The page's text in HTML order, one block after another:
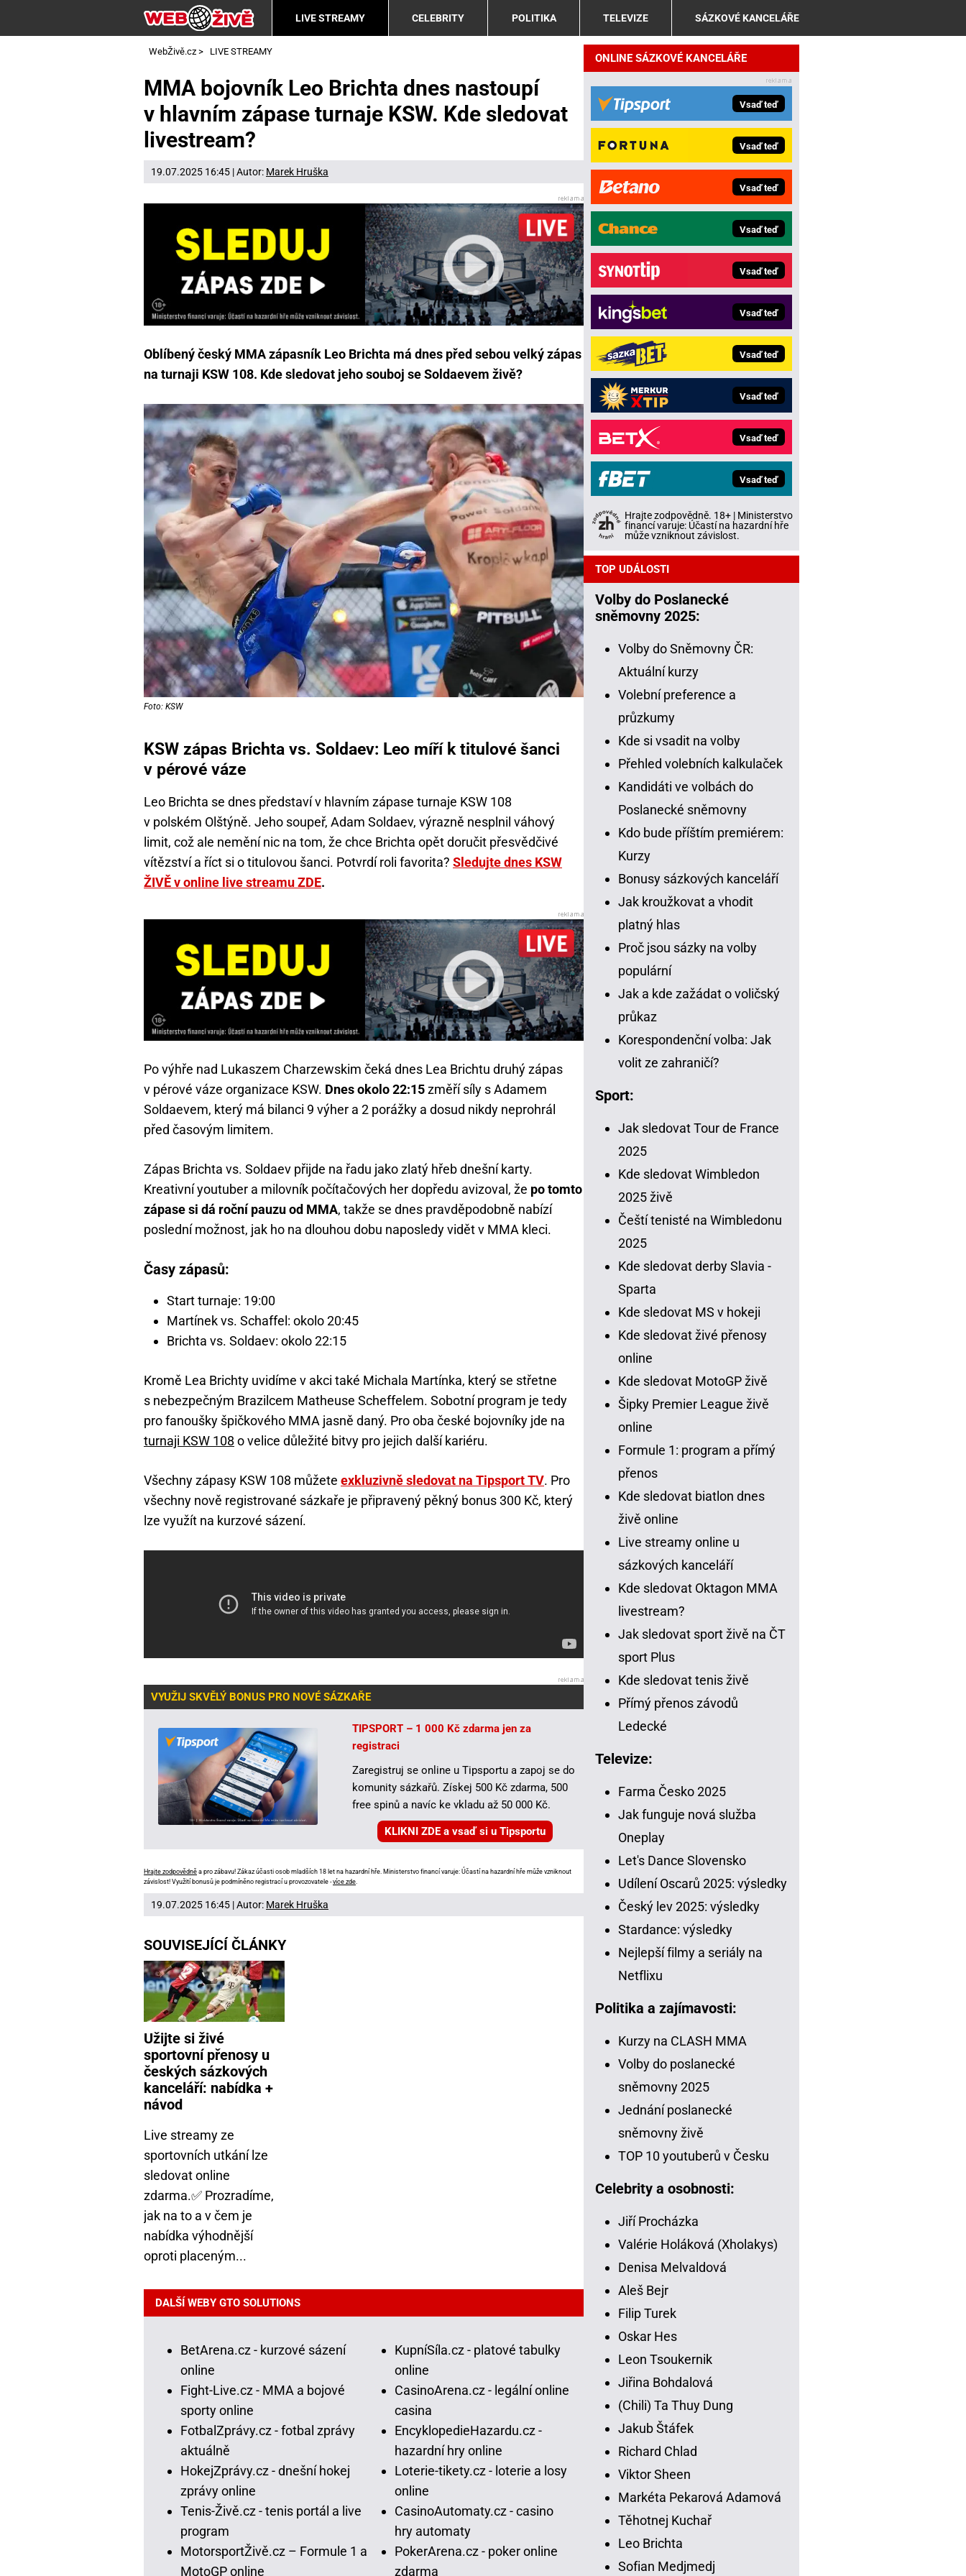
LIVE STREAMY CELEBRITY POLITIKA TELEVIZE SÁZKOVÉ KANCELÁŘE
WebŽivě.cz > LIVE STREAMY
MMA bojovník Leo Brichta dnes nastoupí
v hlavním zápase turnaje KSW. Kde sledovat
livestream?
19.07.2025 16:45 | Autor: Marek Hruška
Oblíbený český MMA zápasník Leo Brichta má dnes před sebou velký zápas
na turnaji KSW 108. Kde sledovat jeho souboj se Soldaevem živě?
Foto: KSW
KSW zápas Brichta vs. Soldaev: Leo míří k titulové šanci
v pérové váze
Leo Brichta se dnes představí v hlavním zápase turnaje KSW 108
v polském Olštýně. Jeho soupeř, Adam Soldaev, výrazně nesplnil váhový
limit, což ale nemění nic na tom, že chce Brichta opět doručit přesvědčivé
vítězství a říct si o titulovou šanci. Potvrdí roli favorita? Sledujte dnes KSW
ŽIVĚ v online live streamu ZDE.
Po výhře nad Lukaszem Charzewskim čeká dnes Lea Brichtu druhý zápas
v pérové váze organizace KSW. Dnes okolo 22:15změří síly s Adamem
Soldaevem, který má bilanci 9 výher a 2 porážky a dosud nikdy neprohrál
před časovým limitem.
Zápas Brichta vs. Soldaev přijde na řadu jako zlatý hřeb dnešní karty.
Kreativní youtuber a milovník počítačových her dopředu avizoval, že po tomto
zápase si dá roční pauzu od MMA, takže se dnes pravděpodobně nabízí
poslední možnost, jak ho na dlouhou dobu naposledy vidět v MMA kleci.
Časy zápasů:
Start turnaje: 19:00
Martínek vs. Schaffel: okolo 20:45
Brichta vs. Soldaev: okolo 22:15
Kromě Lea Brichty uvidíme v akci také Michala Martínka, který se střetne
s nebezpečným Brazilcem Matheuse Scheffelem. Sobotní program je tedy
pro fanoušky špičkového MMA jasně daný. Pro oba české bojovníky jde na
turnaji KSW 108 o velice důležité bitvy pro jejich další kariéru.
Všechny zápasy KSW 108 můžete exkluzivně sledovat na Tipsport TV. Pro
všechny nově registrované sázkaře je připravený pěkný bonus 300 Kč, který
lze využít na kurzové sázení.
VYUŽIJ SKVĚLÝ BONUS PRO NOVÉ SÁZKAŘE
TIPSPORT – 1 000 Kč zdarma jen za
registraci
Zaregistruj se online u Tipsportu a zapoj se do
komunity sázkařů. Získej 500 Kč zdarma, 500
free spinů a navíc ke vkladu až 50 000 Kč.
KLIKNI ZDE a vsaď si u Tipsportu
Hrajte zodpovědně a pro zábavu! Zákaz účasti osob mladších 18 let na hazardní hře. Ministerstvo financí varuje: Účastí na hazardní hře může vzniknout
závislost! Využití bonusů je podmíněno registrací u provozovatele -více zde
19.07.2025 16:45 | Autor: Marek Hruška
SOUVISEJÍCÍ ČLÁNKY
Užijte si živé
sportovní přenosy u
českých sázkových
kanceláří: nabídka +
návod
Live streamy ze
sportovních utkání lze
sledovat online
zdarma.✅ Prozradíme,
jak na to a v čem je
nabídka výhodnější
oproti placeným...
DALŠÍ WEBY GTO SOLUTIONS
BetArena.cz - kurzové sázení
online
Fight-Live.cz - MMA a bojové
sporty online
FotbalZprávy.cz - fotbal zprávy
aktuálně
HokejZprávy.cz - dnešní hokej
zprávy online
Tenis-Živě.cz - tenis portál a live
program
MotorsportŽivě.cz – Formule 1 a
MotoGP online
KupníSíla.cz - platové tabulky
online
CasinoArena.cz - legální online
casina
EncyklopedieHazardu.cz -
hazardní hry online
Loterie-tikety.cz - loterie a losy
online
CasinoAutomaty.cz - casino
hry automaty
PokerArena.cz - poker online
zdarma
ONLINE SÁZKOVÉ KANCELÁŘE
Vsaď teď
Vsaď teď
Vsaď teď
Vsaď teď
Vsaď teď
Vsaď teď
Vsaď teď
Vsaď teď
Vsaď teď
Vsaď teď
Hrajte zodpovědně. 18+ | Ministerstvo
financí varuje: Účastí na hazardní hře
může vzniknout závislost.
TOP UDÁLOSTI
Volby do Poslanecké
sněmovny 2025:
Volby do Sněmovny ČR:
Aktuální kurzy
Volební preference a
průzkumy
Kde si vsadit na volby
Přehled volebních kalkulaček
Kandidáti ve volbách do
Poslanecké sněmovny
Kdo bude příštím premiérem:
Kurzy
Bonusy sázkových kanceláří
Jak kroužkovat a vhodit
platný hlas
Proč jsou sázky na volby
populární
Jak a kde zažádat o voličský
průkaz
Korespondenční volba: Jak
volit ze zahraničí?
Sport:
Jak sledovat Tour de France
2025
Kde sledovat Wimbledon
2025 živě
Čeští tenisté na Wimbledonu
2025
Kde sledovat derby Slavia -
Sparta
Kde sledovat MS v hokeji
Kde sledovat živé přenosy
online
Kde sledovat MotoGP živě
Šipky Premier League živě
online
Formule 1: program a přímý
přenos
Kde sledovat biatlon dnes
živě online
Live streamy online u
sázkových kanceláří
Kde sledovat Oktagon MMA
livestream?
Jak sledovat sport živě na ČT
sport Plus
Kde sledovat tenis živě
Přímý přenos závodů
Ledecké
Televize:
Farma Česko 2025
Jak funguje nová služba
Oneplay
Let's Dance Slovensko
Udílení Oscarů 2025: výsledky
Český lev 2025: výsledky
Stardance: výsledky
Nejlepší filmy a seriály na
Netflixu
Politika a zajímavosti:
Kurzy na CLASH MMA
Volby do poslanecké
sněmovny 2025
Jednání poslanecké
sněmovny živě
TOP 10 youtuberů v Česku
Celebrity a osobnosti:
Jiří Procházka
Valérie Holáková (Xholakys)
Denisa Melvaldová
Aleš Bejr
Filip Turek
Oskar Hes
Leon Tsoukernik
Jiřina Bohdalová
(Chili) Ta Thuy Dung
Jakub Štáfek
Richard Chlad
Viktor Sheen
Markéta Pekarová Adamová
Těhotnej Kuchař
Leo Brichta
Sofian Medjmedj